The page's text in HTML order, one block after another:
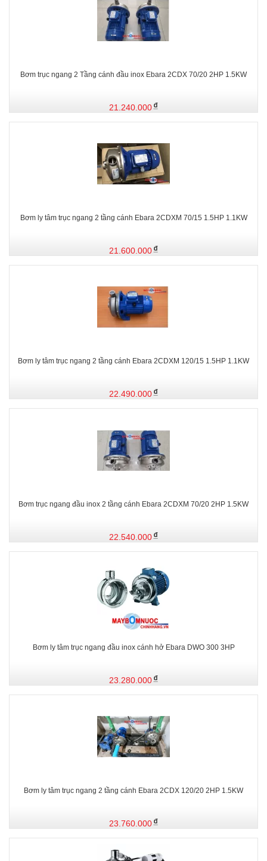
Bơm trục ngang 2 Tầng cánh đầu inox Ebara 2CDX 70/20 2HP 1.5KW
21.240.000
Bơm ly tâm trục ngang 2 tầng cánh Ebara 2CDXM 70/15 1.5HP 1.1KW
21.600.000
Bơm ly tâm trục ngang 2 tầng cánh Ebara 2CDXM 120/15 1.5HP 1.1KW
22.490.000
Bơm trục ngang đầu inox 2 tầng cánh Ebara 2CDXM 70/20 2HP 1.5KW
22.540.000
Bơm ly tâm trục ngang đầu inox cánh hở Ebara DWO 300 3HP
23.280.000
Bơm ly tâm trục ngang 2 tầng cánh Ebara 2CDX 120/20 2HP 1.5KW
23.760.000